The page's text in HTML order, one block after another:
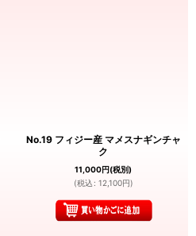
No.19 フィジー産 マメスナギンチャ
ク
11,000円(税別)
(税込 : 12,100円)